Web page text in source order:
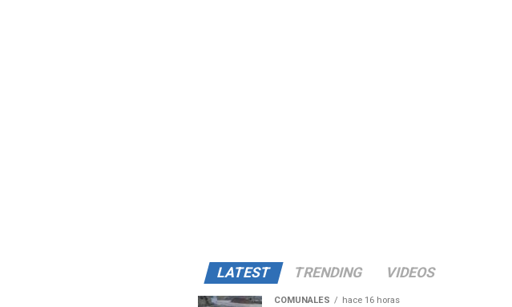
LATEST TRENDING VIDEOS
COMUNALES hace 16 horas